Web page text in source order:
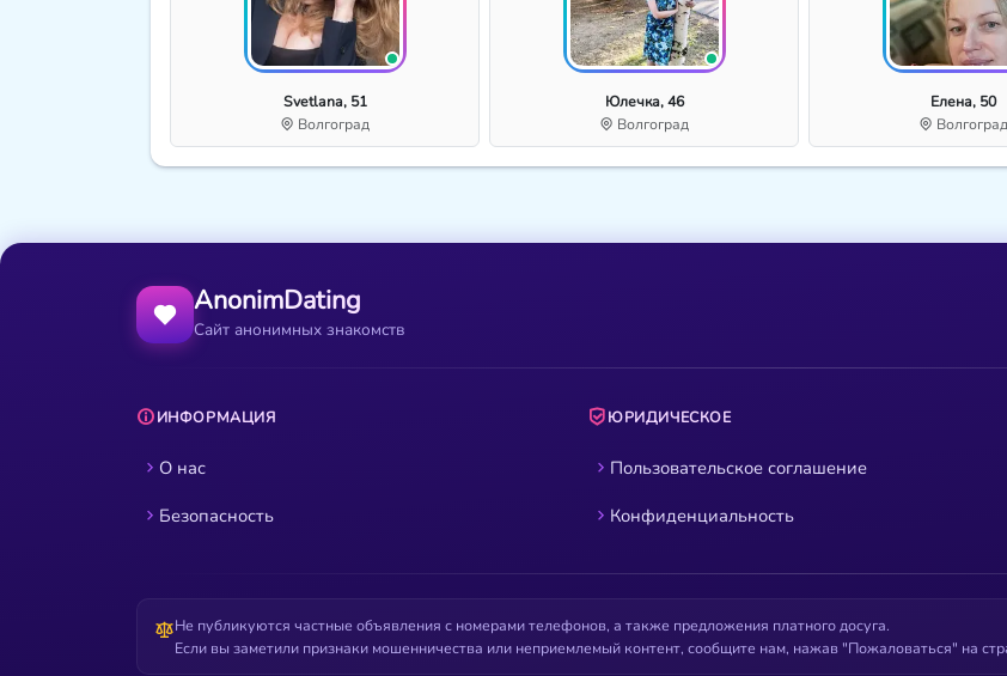
Svetlana, 51
Волгоград
Юлечка, 46
Волгоград
Елена, 50
Волгоград
AnonimDating
Сайт анонимных знакомств
ИНФОРМАЦИЯ
О нас
Безопасность
ЮРИДИЧЕСКОЕ
Пользовательское соглашение
Конфиденциальность
Не публикуются частные объявления с номерами телефонов, а также предложения платного досуга.
Если вы заметили признаки мошенничества или неприемлемый контент, сообщите нам, нажав "Пожаловаться" на